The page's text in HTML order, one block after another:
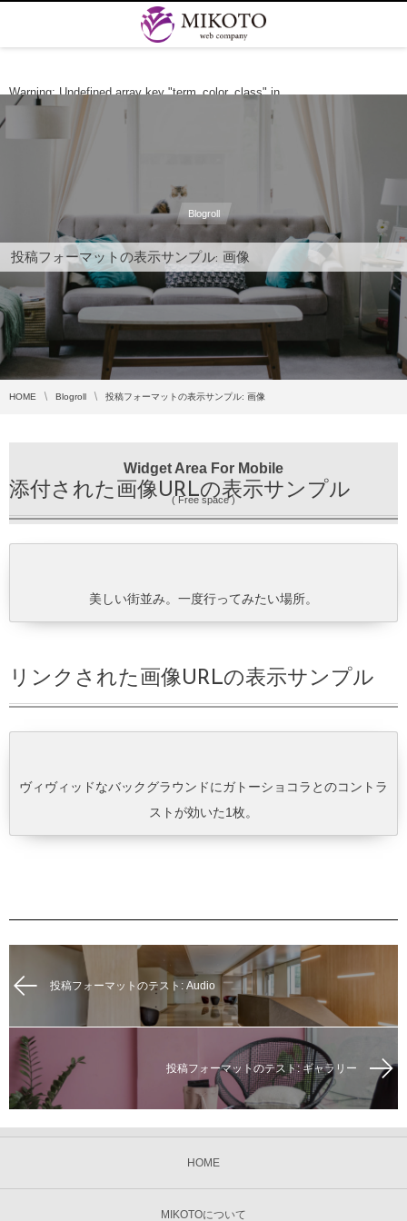
Warning: Undefined array key "term_color_class" in
/home/mikotogod/mikotogod.com/public_html/wp-content/themes/dp-
clarity-business/mobile/header.php
Blogroll
投稿フォーマットの表示サンプル: 画像
HOME Blogroll 投稿フォーマットの表示サンプル: 画像
Widget Area For Mobile
( Free space )
添付された画像URLの表示サンプル
美しい街並み。一度行ってみたい場所。
リンクされた画像URLの表示サンプル
ヴィヴィッドなバックグラウンドにガトーショコラとのコントラ
ストが効いた1枚。
投稿フォーマットのテスト: Audio
投稿フォーマットのテスト: ギャラリー
HOME
MIKOTOについて